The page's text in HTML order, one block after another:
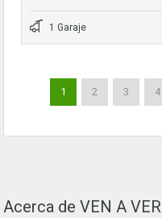
1 Garaje
1 2 3 4
Acerca de VEN A VER